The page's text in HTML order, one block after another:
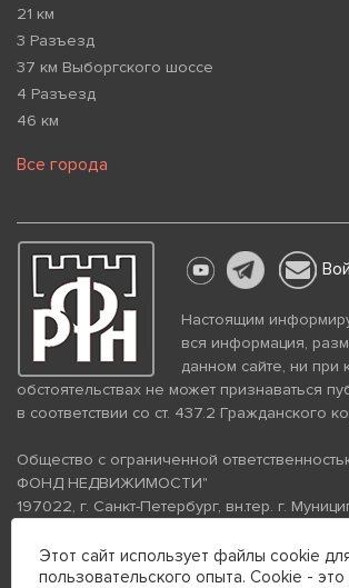
21 км
3 Разъезд
37 км Выборгского шоссе
4 Разъезд
46 км
Все города
Настоящим
вся информация,
данном сайте, ни при
обстоятельствах не может признаваться
в соответствии со ст. 437.2 Гражданского
Общество с ограниченной
ФОНД НЕДВИЖИМОСТИ"
197022, г. Санкт-Петербург, вн.тер. г.
помещение 26Н, комната 103
ИНН 7813672570 КПП 781301001 ОГРН
Этот сайт использует файлы cookie
пользовательского опыта. Cookie -